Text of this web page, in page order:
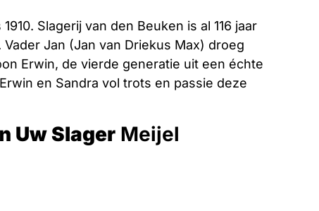
Slagerij van den Beuken is al 116 jaar
Jan (Jan van Driekus Max) droeg
Erwin, de vierde generatie uit een échte
en Sandra vol trots en passie deze
Uw Slager Meijel